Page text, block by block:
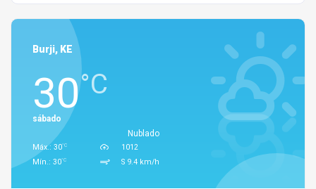
Burji, KE
30°C
Nublado
sábado
Máx.: 30°C
Mín.: 30°C
1012
S 9.4 km/h